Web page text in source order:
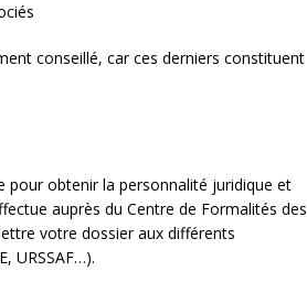
conseillé, car ces derniers constituent
pour obtenir la personnalité juridique et
auprès du Centre de Formalités des
votre dossier aux différents
URSSAF…).